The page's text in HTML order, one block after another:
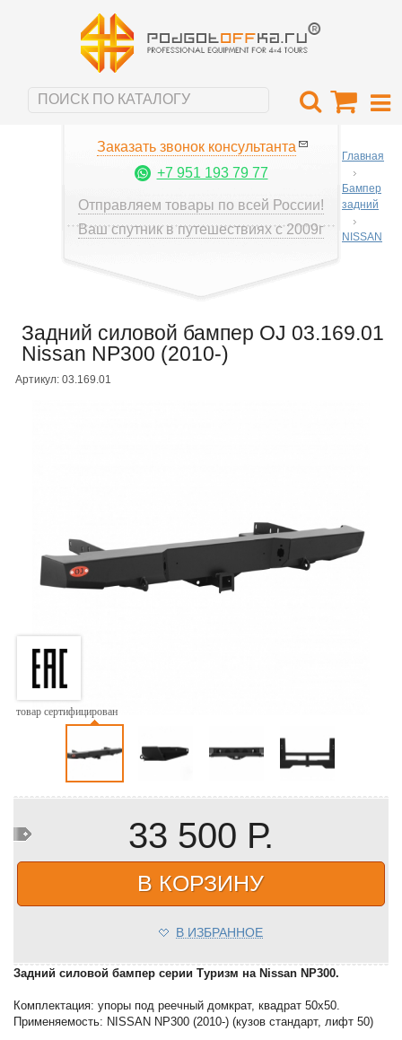
Заказать звонок консультанта
+7 951 193 79 77
Отправляем товары по всей России!
Ваш спутник в путешествиях с 2009г
Главная
Бампер
задний
NISSAN
Задний силовой бампер OJ 03.169.01
Nissan NP300 (2010-)
Артикул: 03.169.01
товар сертифицирован
33 500 Р.
В КОРЗИНУ
В ИЗБРАННОЕ
Задний силовой бампер серии Туризм на Nissan NP300.
Комплектация: упоры под реечный домкрат, квадрат 50х50.
Применяемость: NISSAN NP300 (2010-) (кузов стандарт, лифт 50)